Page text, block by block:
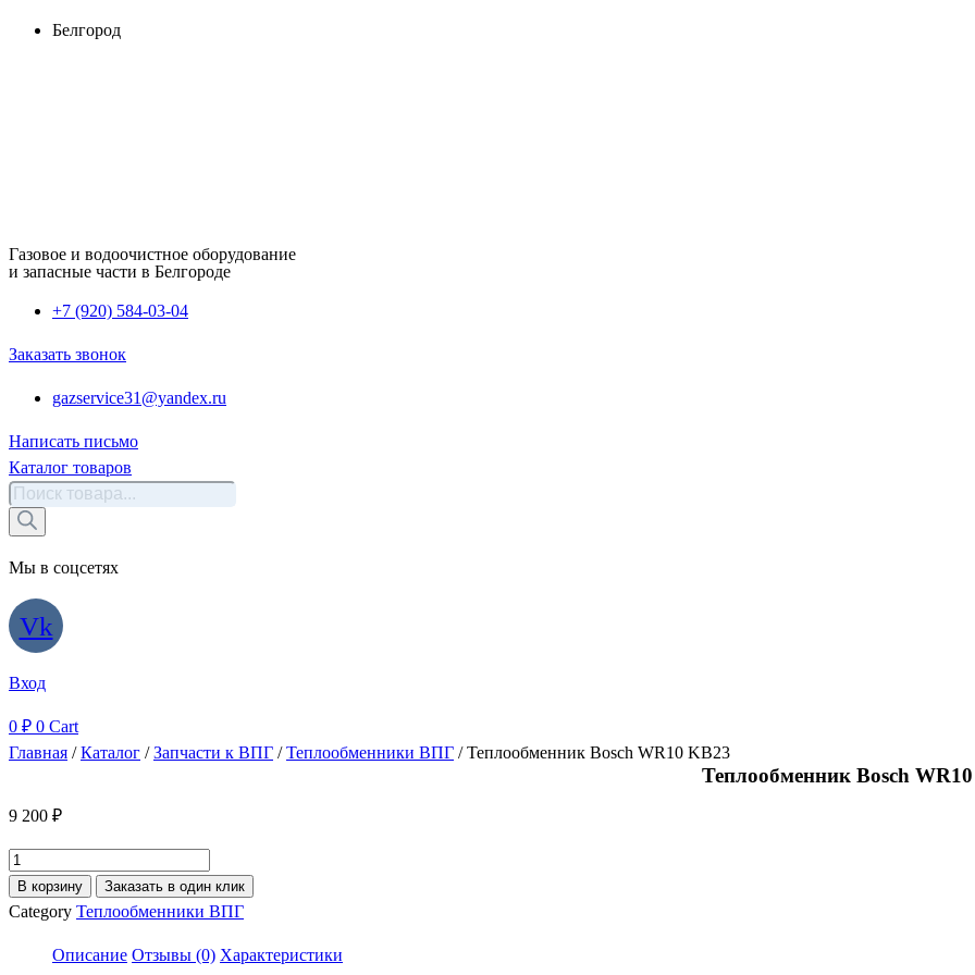
ПерейтиБелгород
Газовое и водоочистное оборудование
и запасные части в Белгороде
+7 (920) 584-03-04
Заказать звонок
gazservice31@yandex.ru
Написать письмо
Каталог товаров
Поиск
товаров
Мы в соцсетях
Vk
Вход
0 ₽ 0 Cart
Главная /Каталог /Запчасти к ВПГ /Теплообменники ВПГ / Теплообменник Bosch WR10 KB23
Теплообменник Bosch
9 200 ₽
Количество
товара
Теплообменник
WR10
В корзину Заказать в один клик
Category Теплообменники ВПГ
Описание Отзывы (0) Характеристики